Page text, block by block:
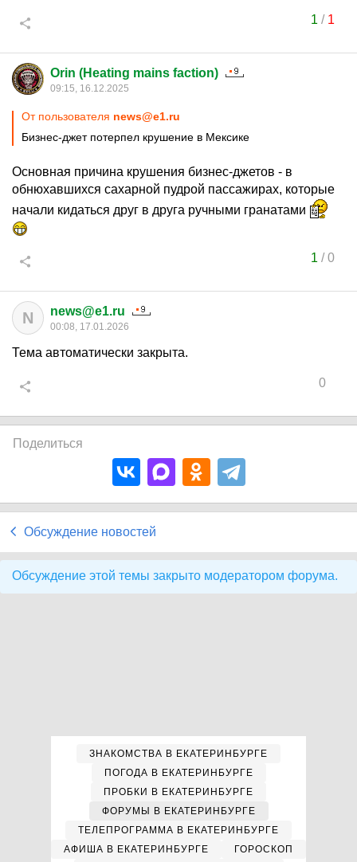
1 / 1
Orin (Heating mains faction)
09:15, 16.12.2025
От пользователя news@e1.ru
Бизнес-джет потерпел крушение в Мексике
Основная причина крушения бизнес-джетов - в
обнюхавшихся сахарной пудрой пассажирах, которые
начали кидаться друг в друга ручными гранатами
1 /0
N news@e1.ru
00:08, 17.01.2026
Тема автоматически закрыта.
0
Поделиться
Обсуждение новостей
Обсуждение этой темы закрыто модератором форума.
ЗНАКОМСТВА В ЕКАТЕРИНБУРГЕ
ПОГОДА В ЕКАТЕРИНБУРГЕ
ПРОБКИ В ЕКАТЕРИНБУРГЕ
ФОРУМЫ В ЕКАТЕРИНБУРГЕ
ТЕЛЕПРОГРАММА В ЕКАТЕРИНБУРГЕ
АФИША В ЕКАТЕРИНБУРГЕ
ГОРОСКОП